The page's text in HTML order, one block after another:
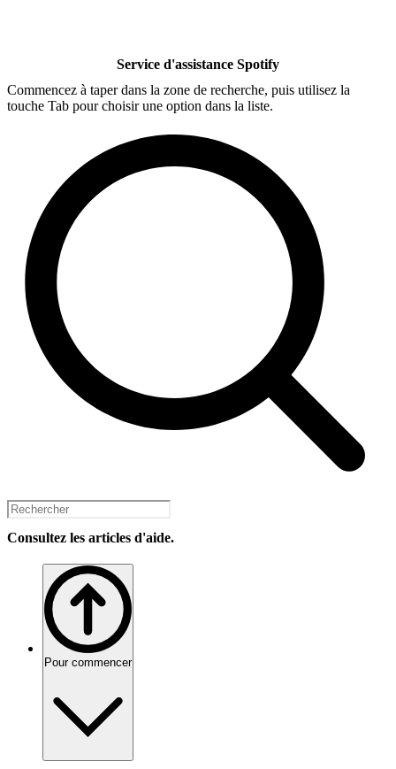
Service d'assistance Spotify
Commencez à taper dans la zone de recherche, puis utilisez la
touche Tab pour choisir une option dans la liste.
Consultez les articles d'aide.
Pour commencer